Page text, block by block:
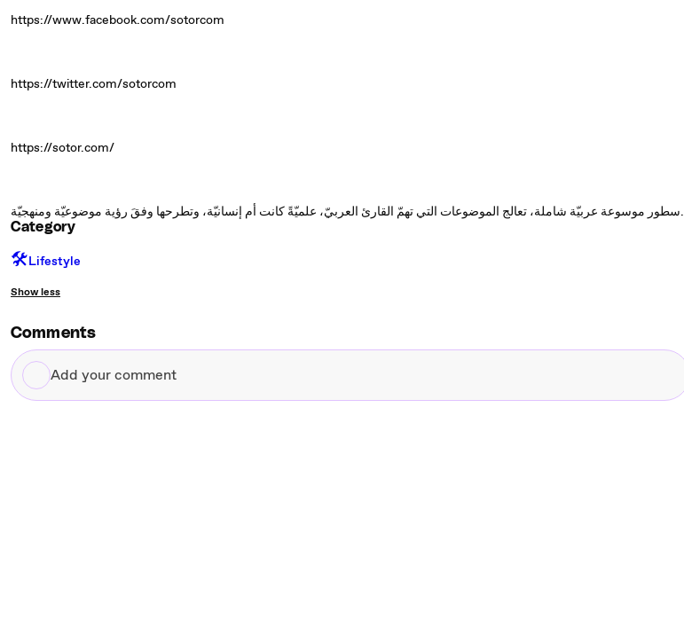
https://www.facebook.com/sotorcom
https://twitter.com/sotorcom
https://sotor.com/
سطور موسوعة عربيّة شاملة، تعالج الموضوعات التي تهمّ القارئ العربيّ، علميّةً كانت أم إنسانيّة، وتطرحها وفقَ رؤية موضوعيّة ومنهجيّة.
Category
🛠️Lifestyle
Show less
Comments
Add
your